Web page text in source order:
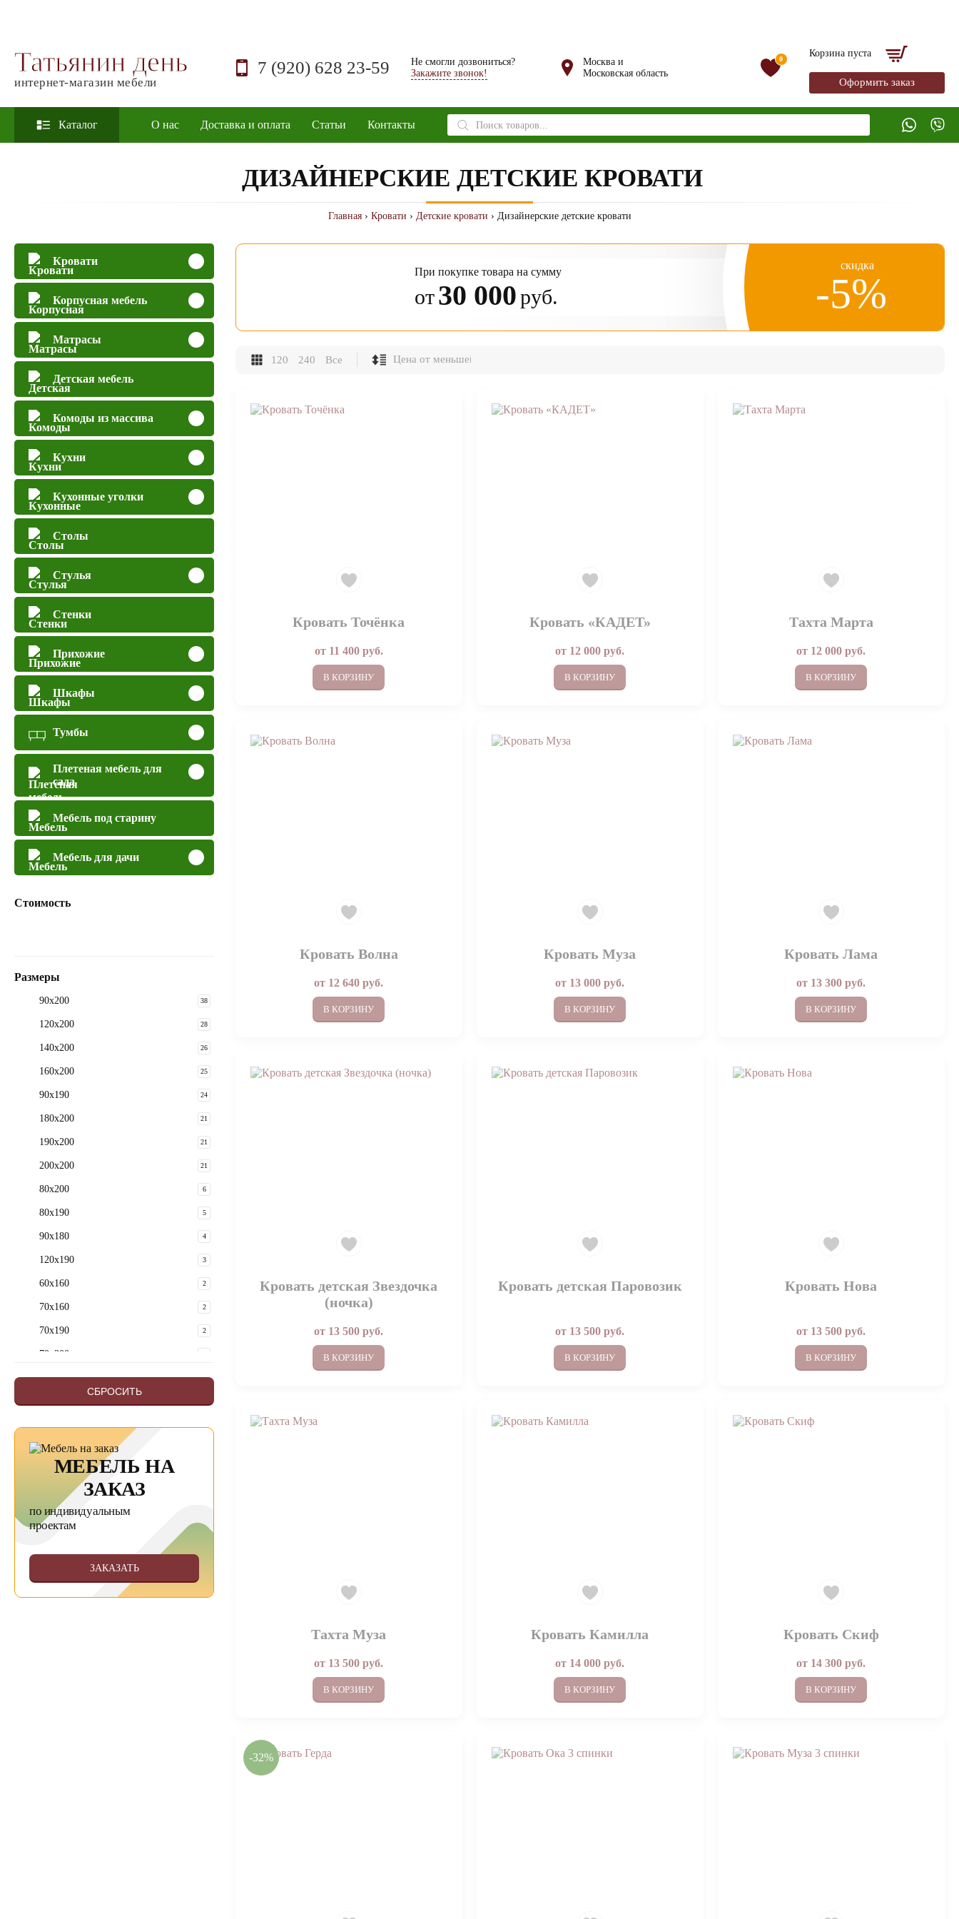
Татьянин день
интернет-магазин мебели
7 (920) 628 23-59
Не смогли дозвониться?
Закажите звонок!
Москва и
Московская область
0
Корзина пуста
Оформить заказ
Каталог О нас Доставка и оплата Статьи Контакты
Поиск
товаров
ДИЗАЙНЕРСКИЕ ДЕТСКИЕ КРОВАТИ
Главная› Кровати › Детские кровати › Дизайнерские детские кровати
Кровати
Корпусная мебель
Матрасы
Детская мебель
Комоды из массива
Кухни
Кухонные уголки
Столы
Стулья
Стенки
Прихожие
Шкафы
Тумбы
Плетеная мебель для
сада
Мебель под старину
Мебель для дачи
Стоимость
Размеры
90x200 38
120x200 28
140x200 26
160x200 25
90x190 24
180x200 21
190х200 21
200x200 21
80x200 6
80x190 5
90х180 4
120х190 3
60x160 2
70x160 2
70х190 2
70х200
80x160 2
100x200
80х165
90х170
Показать еще 16
СБРОСИТЬ
МЕБЕЛЬ НА
ЗАКАЗ
по индивидуальным
проектам
ЗАКАЗАТЬ
При покупке товара на сумму
от30 000руб.
скидка
-5%
120 240 Все
Кровать Точёнка
от 11 400руб.
В КОРЗИНУ
Кровать «КАДЕТ»
от 12 000 руб.
В КОРЗИНУ
Тахта Марта
от 12 000 руб.
В КОРЗИНУ
Кровать Волна
от 12 640 руб.
В КОРЗИНУ
Кровать Муза
от 13 000 руб.
В КОРЗИНУ
Кровать Лама
от 13 300 руб.
В КОРЗИНУ
Кровать детская Звездочка
(ночка)
от 13 500 руб.
В КОРЗИНУ
Кровать детская Паровозик
от 13 500 руб.
В КОРЗИНУ
Кровать Нова
от 13 500 руб.
В КОРЗИНУ
Тахта Муза
от 13 500 руб.
В КОРЗИНУ
Кровать Камилла
от 14 000 руб.
В КОРЗИНУ
Кровать Скиф
от 14 300 руб.
В КОРЗИНУ
-32%